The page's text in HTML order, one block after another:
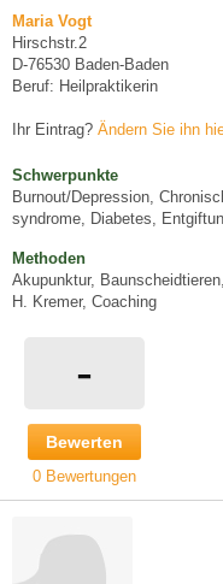
Maria Vogt
Hirschstr.2
D-76530 Baden-Baden
Beruf: Heilpraktikerin
Ihr Eintrag? Ändern Sie ihn
Schwerpunkte
Burnout/Depression,
syndrome, Diabetes,
Methoden
Akupunktur,
H. Kremer, Coaching
-
Bewerten
0 Bewertungen